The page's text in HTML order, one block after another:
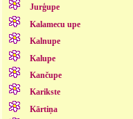
Jurģupe
Kalamecu upe
Kalnupe
Kalupe
Kančupe
Karikste
Kārtiņa